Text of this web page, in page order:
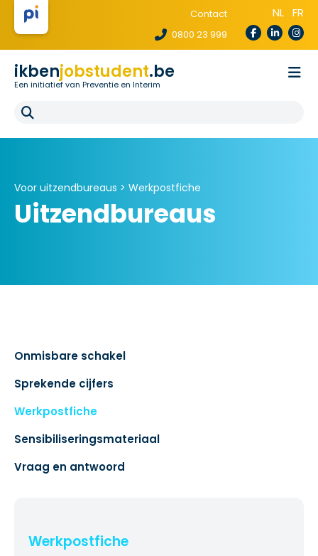
Contact
0800 23 999
NL FR
ikbenjobstudent.be
Een initiatief van Preventie en Interim
Voor uitzendbureaus
Voor uitzendbureaus > Werkpostfiche
Uitzendbureaus
Onmisbare schakel
Sprekende cijfers
Werkpostfiche
Sensibiliseringsmateriaal
Vraag en antwoord
Werkpostfiche